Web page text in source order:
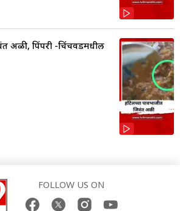
अळी, पिंपरी -चिंचवडमधील
FOLLOW US ON